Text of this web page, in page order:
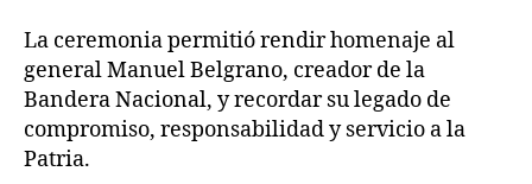
La ceremonia permitió rendir homenaje al
general Manuel Belgrano, creador de la
Bandera Nacional, y recordar su legado de
compromiso, responsabilidad y servicio a la
Patria.